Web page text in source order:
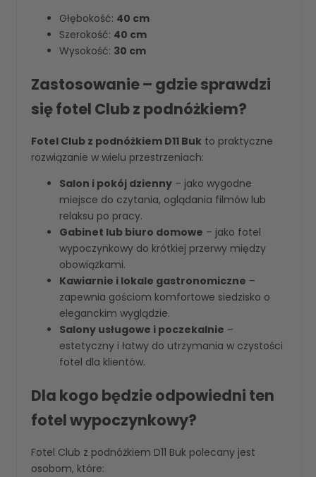
Głębokość: 40 cm
Szerokość: 40 cm
Wysokość: 30 cm
Zastosowanie – gdzie sprawdzi
się fotel Club z podnóżkiem?
Fotel Club z podnóżkiem D11 Buk to praktyczne
rozwiązanie w wielu przestrzeniach:
Salon i pokój dzienny – jako wygodne
miejsce do czytania, oglądania filmów lub
relaksu po pracy.
Gabinet lub biuro domowe – jako fotel
wypoczynkowy do krótkiej przerwy między
obowiązkami.
Kawiarnie i lokale gastronomiczne –
zapewnia gościom komfortowe siedzisko o
eleganckim wyglądzie.
Salony usługowe i poczekalnie –
estetyczny i łatwy do utrzymania w czystości
fotel dla klientów.
Dla kogo będzie odpowiedni ten
fotel wypoczynkowy?
Fotel Club z podnóżkiem D11 Buk polecany jest
osobom, które: